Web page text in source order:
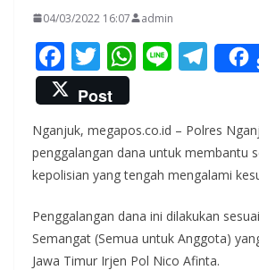
04/03/2022 16:07 admin
F
ac
e
b
o
k
T
w
itt
er
W
s
A
p
Li T
el
gr
a
Post
Nganjuk, megapos.co.id – Polres
penggalangan dana untuk membantu
kepolisian yang tengah mengalami
Penggalangan dana ini dilakukan
Semangat (Semua untuk Anggota)
Jawa Timur Irjen Pol Nico Afinta.